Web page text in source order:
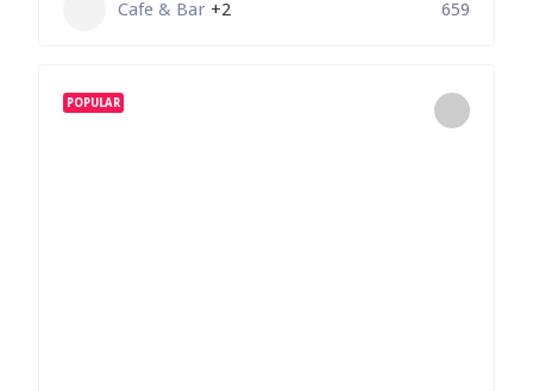
Cafe & Bar +2 659
POPULAR